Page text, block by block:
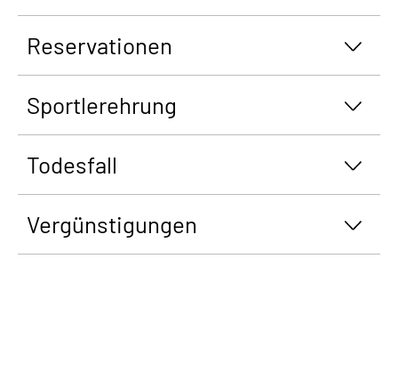
Reservationen
Sportlerehrung
Todesfall
Vergünstigungen